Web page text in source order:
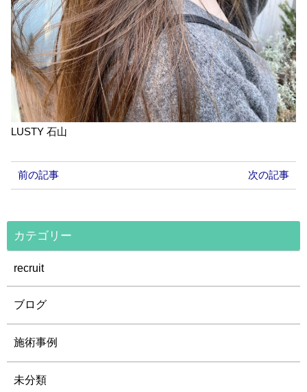
LUSTY 石山
前の記事 次の記事
カテゴリー
recruit
ブログ
施術事例
未分類